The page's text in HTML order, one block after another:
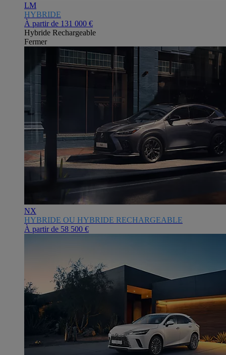
LM
HYBRIDE
À partir de 131 000 €
Hybride Rechargeable
Fermer
NX
HYBRIDE OU HYBRIDE RECHARGEABLE
À partir de 58 500 €